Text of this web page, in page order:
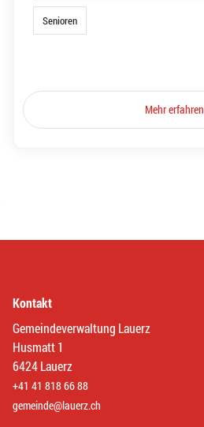
Senioren
Mehr erfahren
Kontakt
Gemeindeverwaltung Lauerz
Husmatt 1
6424 Lauerz
+41 41 818 66 88
gemeinde@lauerz.ch